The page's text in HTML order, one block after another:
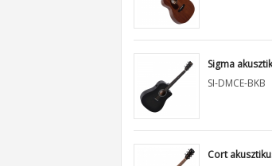
Sigma
SI-DMCE-BKB
Cort